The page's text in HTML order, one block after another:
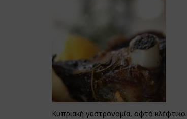
Κυπριακή γαστρονομία, οφτό κλέφτικο.